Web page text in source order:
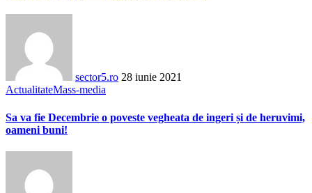
sector5.ro 28 iunie 2021
ActualitateMass-media
Sa va fie Decembrie o poveste vegheata de ingeri și de heruvimi,
oameni buni!